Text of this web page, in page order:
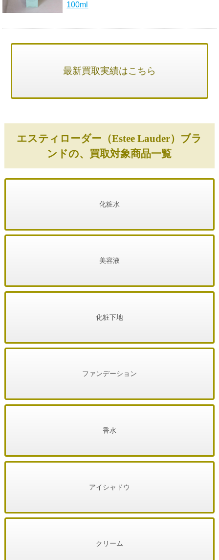
100ml
最新買取実績はこちら
エスティローダー（Estee Lauder）ブラ
ンドの、買取対象商品一覧
化粧水
美容液
化粧下地
ファンデーション
香水
アイシャドウ
クリーム